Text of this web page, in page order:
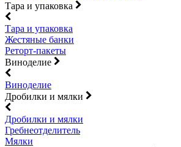
Тара и упаковка
Тара и упаковка
Жестяные банки
Реторт-пакеты
Виноделие
Виноделие
Дробилки и мялки
Дробилки и мялки
Гребнеотделитель
Мялки